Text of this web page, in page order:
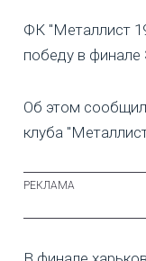
ФК "Металлист
победу в
Об этом
клуба